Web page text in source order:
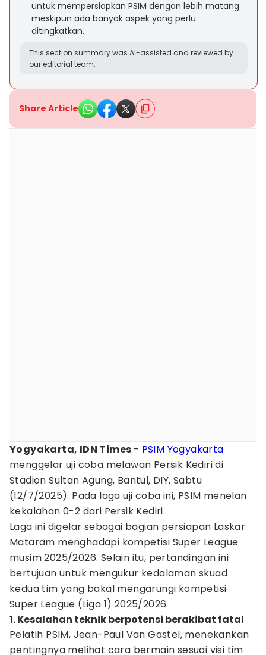
untuk mempersiapkan PSIM dengan lebih matang
meskipun ada banyak aspek yang perlu
ditingkatkan.
This section summary was AI-assisted and reviewed by
our editorial team.
Share Article
Yogyakarta, IDN Times - PSIM Yogyakarta
menggelar uji coba melawan Persik Kediri di
Stadion Sultan Agung, Bantul, DIY, Sabtu
(12/7/2025). Pada laga uji coba ini, PSIM menelan
kekalahan 0-2 dari Persik Kediri.
Laga ini digelar sebagai bagian persiapan Laskar
Mataram menghadapi kompetisi Super League
musim 2025/2026. Selain itu, pertandingan ini
bertujuan untuk mengukur kedalaman skuad
kedua tim yang bakal mengarungi kompetisi
Super League (Liga 1) 2025/2026.
1. Kesalahan teknik berpotensi berakibat fatal
Pelatih PSIM, Jean-Paul Van Gastel, menekankan
pentingnya melihat cara bermain sesuai visi tim